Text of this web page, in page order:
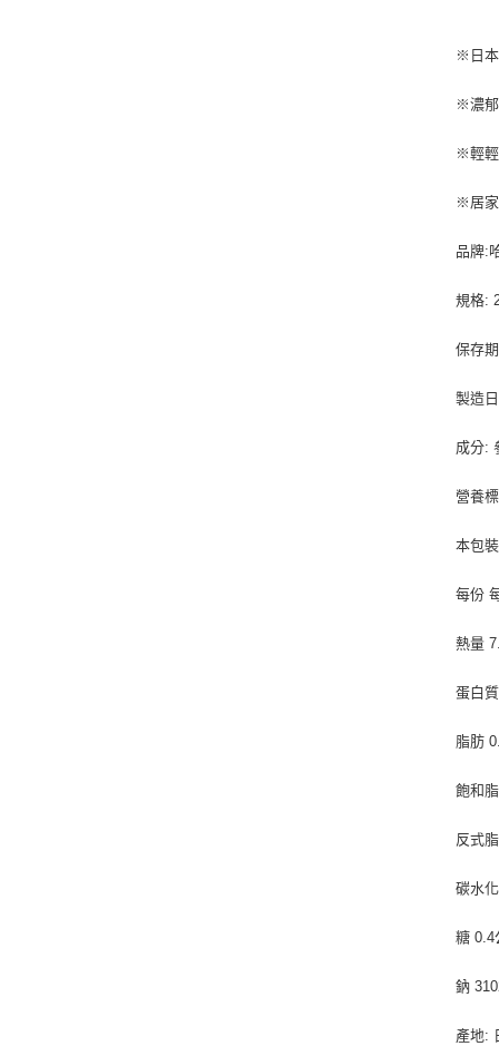
※日
※濃郁
※輕輕
※居
品牌:
規格:
保存
製造
成分:
營養
本包
每份
熱量
蛋白
脂肪
飽和
反式
碳水
糖 0.4
鈉
產地: